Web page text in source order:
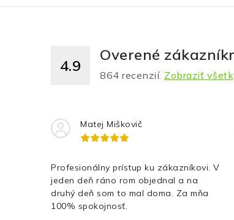
4.9
Overené
864 recenzií. Zobraziť
Matej Miškovič
Profesionálny prístup ku zákazníkovi. V
jeden deň ráno rom objednal a na
druhý deň som to mal doma. Za mňa
100% spokojnosť.